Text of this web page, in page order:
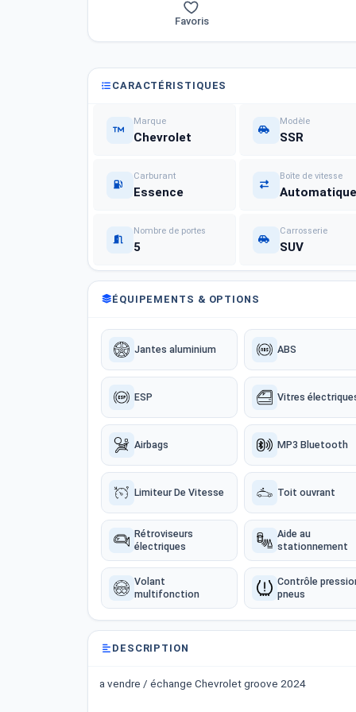
Favoris
CARACTÉRISTIQUES
Marque
Chevrolet
Modèle
SSR
Carburant
Essence
Boîte de vitesse
Automatique
Nombre de portes
5
Carrosserie
SUV
ÉQUIPEMENTS & OPTIONS
Jantes aluminium ABS
ESP Vitres
Airbags MP3 Bluetooth
Limiteur De Vitesse Toit ouvrant
Rétroviseurs
électriques
Aide au
stationnement
Volant
multifonction
Contrôle
pneus
DESCRIPTION
a vendre / échange Chevrolet groove 2024